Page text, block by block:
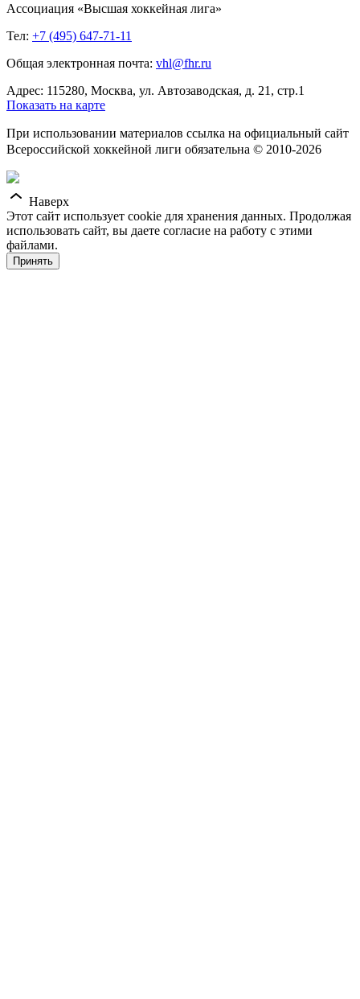
Ассоциация «Высшая хоккейная лига»
Тел: +7 (495) 647-71-11
Общая электронная почта: vhl@fhr.ru
Адрес: 115280, Москва, ул. Автозаводская, д. 21, стр.1
Показать на карте
При использовании материалов ссылка на официальный сайт
Всероссийской хоккейной лиги обязательна © 2010-2026
Наверх
Этот сайт использует cookie для хранения данных. Продолжая
использовать сайт, вы даете согласие на работу с этими
файлами.
Принять